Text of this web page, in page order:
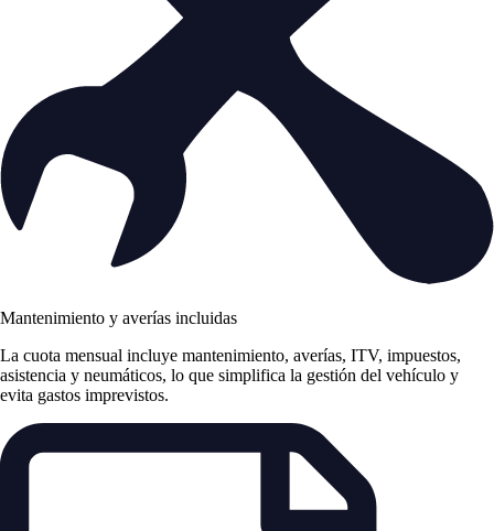
Mantenimiento y averías incluidas
La cuota mensual incluye mantenimiento, averías, ITV, impuestos,
asistencia y neumáticos, lo que simplifica la gestión del vehículo y
evita gastos imprevistos.